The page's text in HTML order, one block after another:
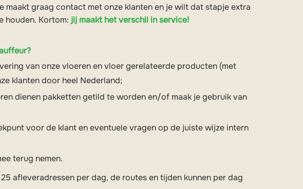
maakt graag contact met onze klanten en je wilt dat stapje extra
houden. Kortom: jij maakt het verschil in service!
van onze vloeren en vloer gerelateerde producten (met
klanten door heel Nederland;
dienen pakketten getild te worden en/of maak je gebruik van
voor de klant en eventuele vragen op de juiste wijze intern
terug nemen.
afleveradressen per dag, de routes en tijden kunnen per dag